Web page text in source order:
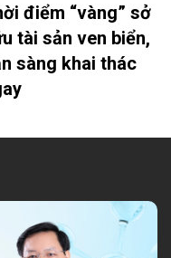
điểm “vàng” sở
tài sản ven biển,
sàng khai thác